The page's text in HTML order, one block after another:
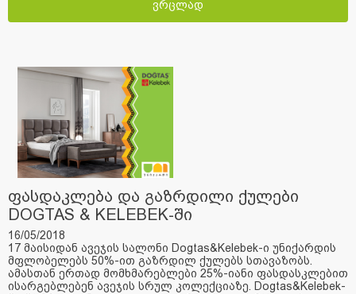
ვრცლად
ფასდაკლება და გაზრდილი ქულები
DOGTAS & KELEBEK-ში
16/05/2018
17 მაისიდან ავეჯის სალონი Dogtas&Kelebek-ი უნიქარდის
მფლობელებს 50%-ით გაზრდილ ქულებს სთავაზობს.
ამასთან ერთად მომხმარებლები 25%-იანი ფასდასკლებით
ისარგებლებენ ავეჯის სრულ კოლექციაზე. Dogtas&Kelebek-